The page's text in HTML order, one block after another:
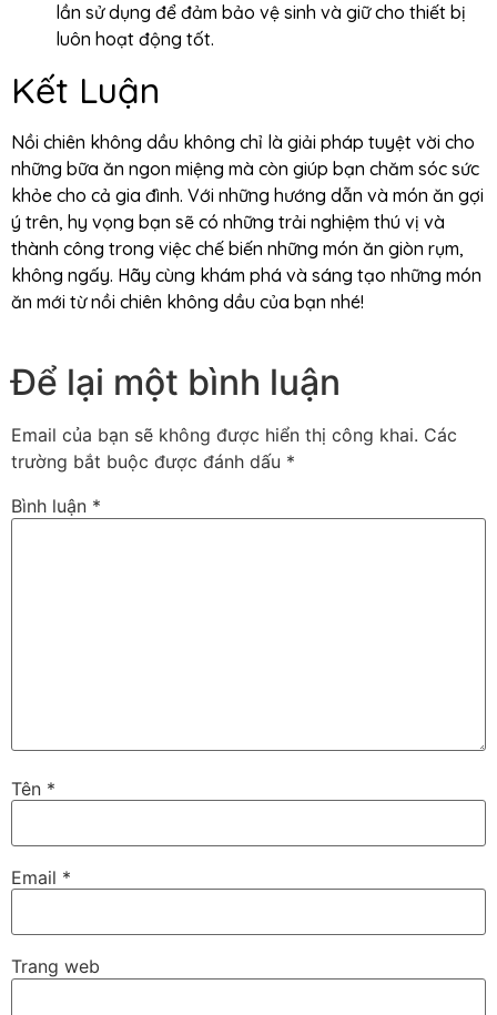
lần sử dụng để đảm bảo vệ sinh và giữ cho thiết bị
luôn hoạt động tốt.
Kết Luận
Nồi chiên không dầu không chỉ là giải pháp tuyệt vời cho
những bữa ăn ngon miệng mà còn giúp bạn chăm sóc sức
khỏe cho cả gia đình. Với những hướng dẫn và món ăn gợi
ý trên, hy vọng bạn sẽ có những trải nghiệm thú vị và
thành công trong việc chế biến những món ăn giòn rụm,
không ngấy. Hãy cùng khám phá và sáng tạo những món
ăn mới từ nồi chiên không dầu của bạn nhé!
Để lại một bình luận
Email của bạn sẽ không được hiển thị công khai. Các
trường bắt buộc được đánh dấu *
Bình luận *
Tên *
Email *
Trang web